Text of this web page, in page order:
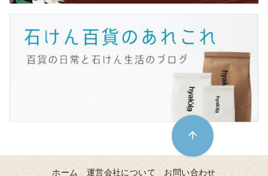
ホーム 運営会社について お問い合わせ